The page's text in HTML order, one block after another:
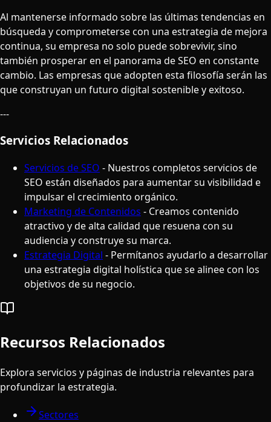
Al mantenerse informado sobre las últimas tendencias en
búsqueda y comprometerse con una estrategia de mejora
continua, su empresa no solo puede sobrevivir, sino
también prosperar en el panorama de SEO en constante
cambio. Las empresas que adopten esta filosofía serán las
que construyan un futuro digital sostenible y exitoso.
---
Servicios Relacionados
Servicios de SEO - Nuestros completos servicios de
SEO están diseñados para aumentar su visibilidad e
impulsar el crecimiento orgánico.
Marketing de Contenidos - Creamos contenido
atractivo y de alta calidad que resuena con su
audiencia y construye su marca.
Estrategia Digital - Permítanos ayudarlo a desarrollar
una estrategia digital holística que se alinee con los
objetivos de su negocio.
Recursos Relacionados
Explora servicios y páginas de industria relevantes para
profundizar la estrategia.
Sectores